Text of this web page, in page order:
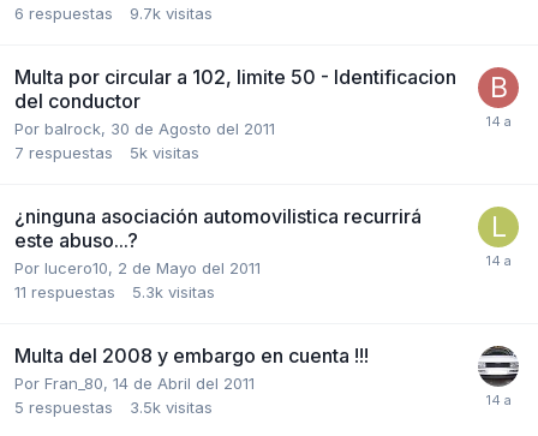
6 respuestas 9.7k visitas
Multa por circular a 102, limite 50 - Identificacion
del conductor
Por balrock, 30 de Agosto del 2011
7 respuestas 5k visitas
¿ninguna asociación automovilistica recurrirá
este abuso...?
Por lucero10, 2 de Mayo del 2011
11 respuestas 5.3k visitas
Multa del 2008 y embargo en cuenta !!!
Por Fran_80, 14 de Abril del 2011
5 respuestas 3.5k visitas